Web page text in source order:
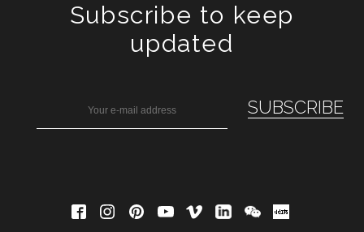
Subscribe to keep
updated